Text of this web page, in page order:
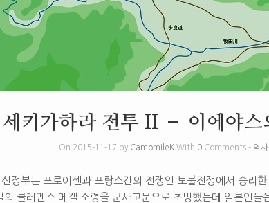
세키가하라 전투 II – 이에야스
On 2015-11-17 by CamomileKWith 0Comments - 역사
정부는 프로이센과 프랑스간의 전쟁인 보불전쟁에서 승리
의 클레멘스 메켈 소령을 군사고문으로 초빙했는데 일본인들